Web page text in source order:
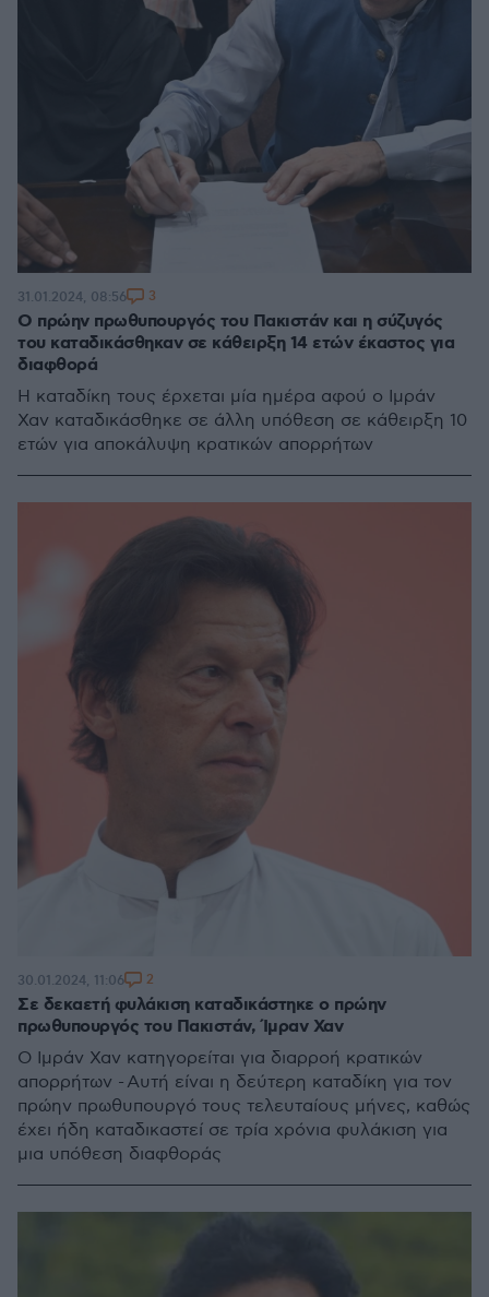
Ο πρώην πρωθυπουργός του Πακιστάν και η σύζυγός
του καταδικάσθηκαν σε κάθειρξη 14 ετών έκαστος για
διαφθορά
Η καταδίκη τους έρχεται μία ημέρα αφού ο Ιμράν
Χαν καταδικάσθηκε σε άλλη υπόθεση σε κάθειρξη 10
ετών για αποκάλυψη κρατικών απορρήτων
31.01.2024, 08:56 3
Σε δεκαετή φυλάκιση καταδικάστηκε ο πρώην
πρωθυπουργός του Πακιστάν, Ίμραν Χαν
Ο Ιμράν Χαν κατηγορείται για διαρροή κρατικών
απορρήτων - Αυτή είναι η δεύτερη καταδίκη για τον
πρώην πρωθυπουργό τους τελευταίους μήνες, καθώς
έχει ήδη καταδικαστεί σε τρία χρόνια φυλάκιση για
μια υπόθεση διαφθοράς
30.01.2024, 11:06 2